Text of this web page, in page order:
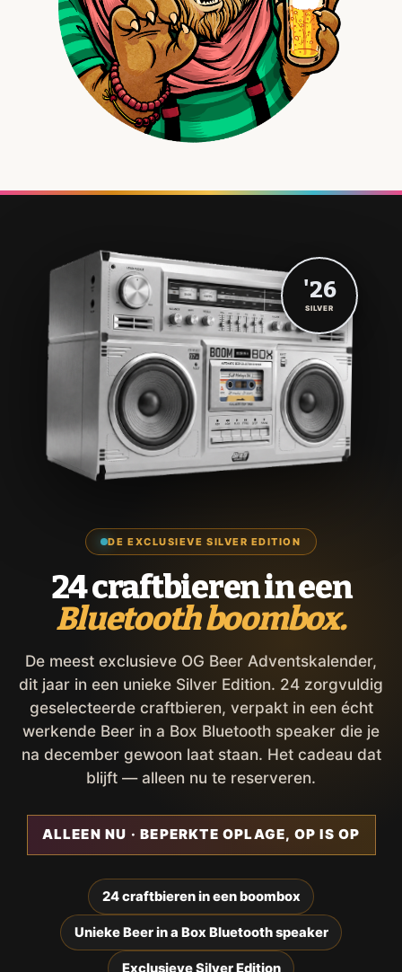
DE EXCLUSIEVE SILVER EDITION
24 craftbieren in een
Bluetooth boombox.
De meest exclusieve OG Beer Adventskalender,
dit jaar in een unieke Silver Edition. 24 zorgvuldig
geselecteerde craftbieren, verpakt in een écht
werkende Beer in a Box Bluetooth speaker die je
na december gewoon laat staan. Het cadeau dat
blijft — alleen nu te reserveren.
ALLEEN NU · BEPERKTE OPLAGE, OP IS OP
24 craftbieren in een boombox
Unieke Beer in a Box Bluetooth speaker
Exclusieve Silver Edition
'26
SILVER